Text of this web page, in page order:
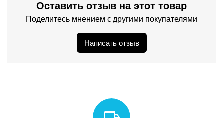
Оставить отзыв на этот товар
Поделитесь мнением с другими покупателями
Написать отзыв